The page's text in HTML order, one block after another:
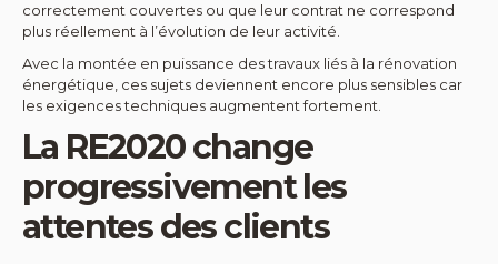
correctement couvertes ou que leur contrat ne correspond
plus réellement à l’évolution de leur activité.
Avec la montée en puissance des travaux liés à la rénovation
énergétique, ces sujets deviennent encore plus sensibles car
les exigences techniques augmentent fortement.
La RE2020 change
progressivement les
attentes des clients